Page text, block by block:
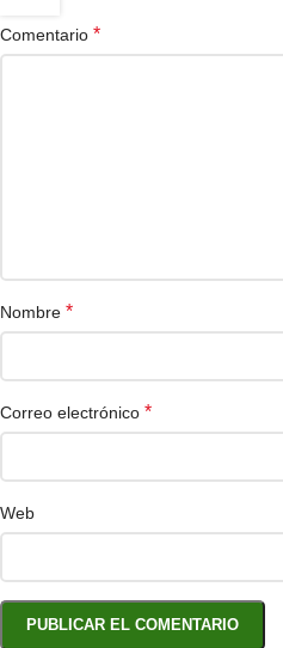
Comentario *
Nombre *
Correo electrónico *
Web